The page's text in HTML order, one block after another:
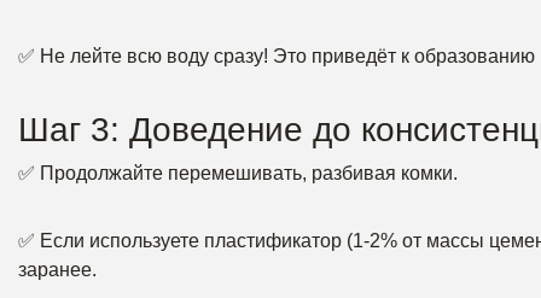
✅ Не лейте всю воду сразу! Это приведёт к образованию
Шаг 3: Доведение до
✅ Продолжайте перемешивать, разбивая комки.
✅ Если используете пластификатор (1-2% от массы
заранее.